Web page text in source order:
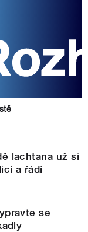
lachtana už si
a řádí
se